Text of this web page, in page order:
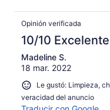
excellent walking
the beach. The entire
landscaped and gave
make it to spring in
our hosts for
Opinión verificada
10/10 Excelente
Madeline S.
18 mar. 2022
Le gustó: Limpieza,
veracidad del anuncio